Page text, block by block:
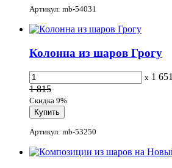
Артикул: mb-54031
Колонна из шаров Грогу
x 1 651
1 815
Скидка 9%
Артикул: mb-53250